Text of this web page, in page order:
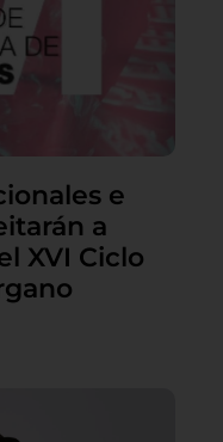
e
a
XVI Ciclo